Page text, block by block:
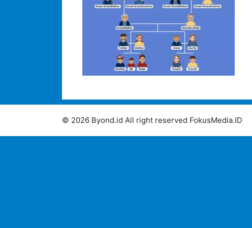
© 2026 Byond.id All right reserved FokusMedia.ID